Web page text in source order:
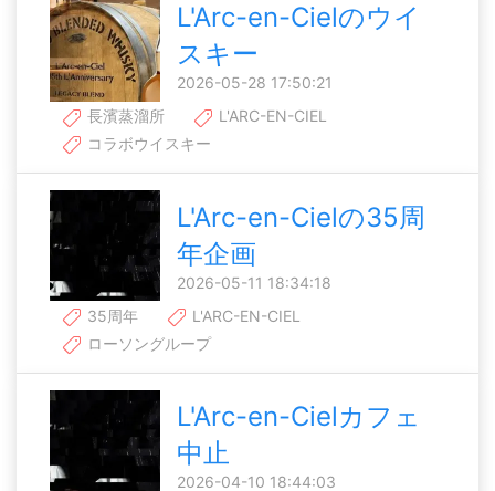
L'Arc-en-Cielのウイ
スキー
2026-05-28 17:50:21
長濱蒸溜所
L'ARC-EN-CIEL
コラボウイスキー
L'Arc-en-Cielの35周
年企画
2026-05-11 18:34:18
35周年
L'ARC-EN-CIEL
ローソングループ
L'Arc-en-Cielカフェ
中止
2026-04-10 18:44:03